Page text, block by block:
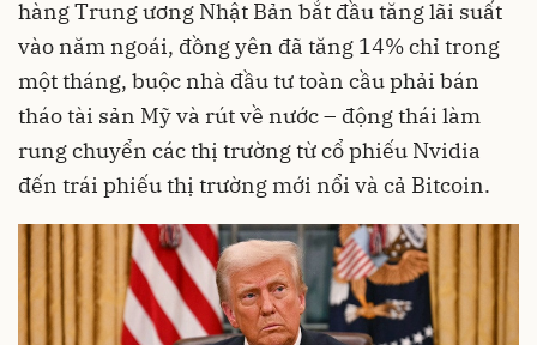
hàng Trung ương Nhật Bản bắt đầu tăng lãi suất
vào năm ngoái, đồng yên đã tăng 14% chỉ trong
một tháng, buộc nhà đầu tư toàn cầu phải bán
tháo tài sản Mỹ và rút về nước – động thái làm
rung chuyển các thị trường từ cổ phiếu Nvidia
đến trái phiếu thị trường mới nổi và cả Bitcoin.